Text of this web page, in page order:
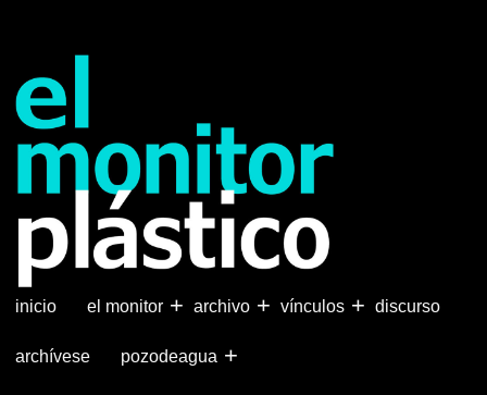
principal
inicio +
el monitor +
archivo +
vínculos discurso
archívese +
pozodeagua